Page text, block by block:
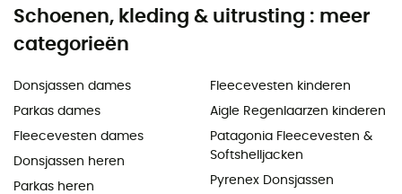
Schoenen, kleding & uitrusting : meer
categorieën
Donsjassen dames
Parkas dames
Fleecevesten dames
Donsjassen heren
Parkas heren
Fleecevesten kinderen
Aigle Regenlaarzen kinderen
Patagonia Fleecevesten &
Softshelljacken
Pyrenex Donsjassen